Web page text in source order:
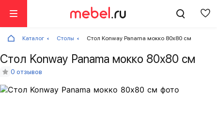
Каталог Столы Стол Konway Panama мокко 80х80 см
Стол Konway Panama мокко 80х80 см
0 отзывов